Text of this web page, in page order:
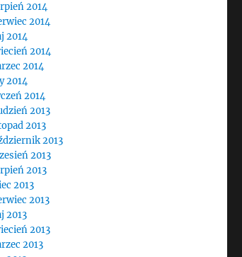
2014
2014
2014
2014
2014
2014
2014
2013
2013
2013
2013
2013
2013
2013
2013
2013
2013